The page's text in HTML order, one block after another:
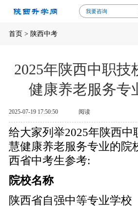
我要咨询
首页> 陕西中考
2025年陕西中职技
健康养老服务专
2025-07-19 17:50:50 阅读
给大家列举2025年陕西中
慧健康养老服务专业的院
西省中考生参考:
院校名称
陕西省自强中等专业学校